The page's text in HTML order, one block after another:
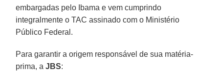
embargadas pelo Ibama e vem cumprindo
integralmente o TAC assinado com o Ministério
Público Federal.
Para garantir a origem responsável de sua matéria-
prima, aJBS: